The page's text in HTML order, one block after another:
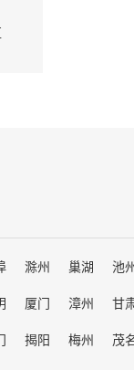
滁州 巢湖 池
厦门 漳州 甘
揭阳 梅州 茂